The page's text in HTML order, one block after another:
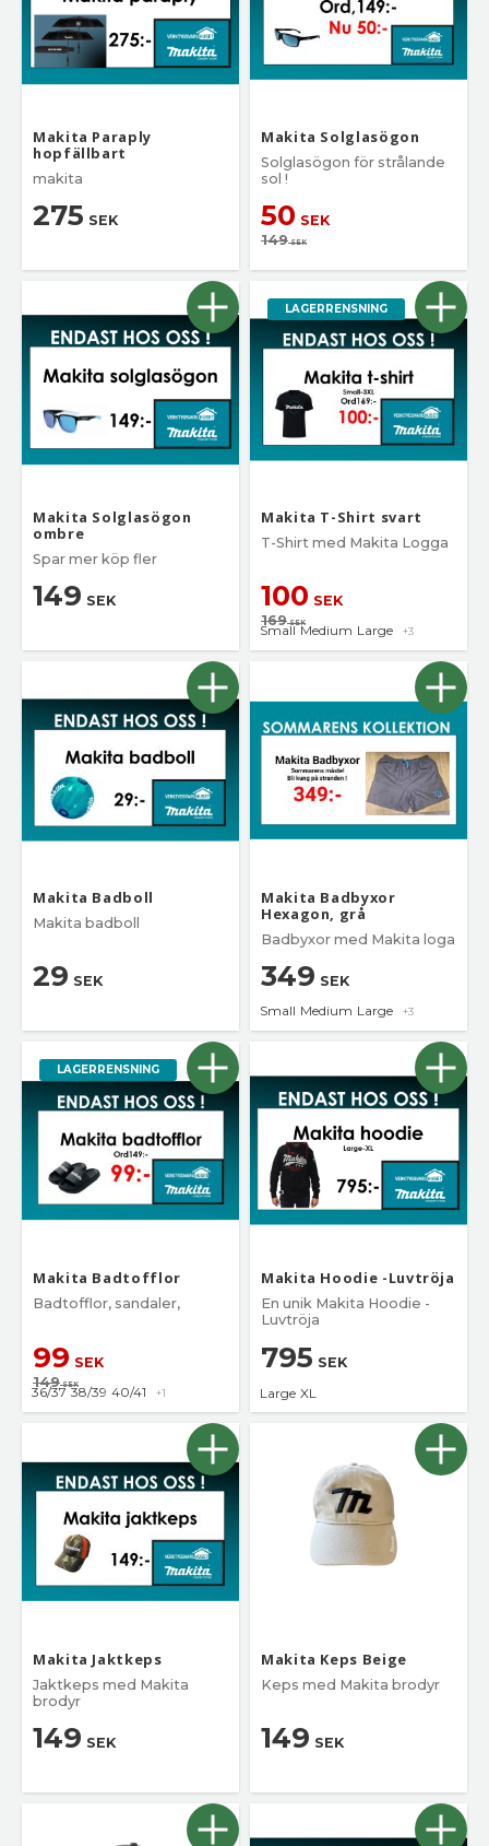
Makita Paraply
hopfällbart
makita
275 SEK
Makita Solglasögon
Solglasögon för strålande
sol !
50 SEK
149SEK
Makita Solglasögon
ombre
Spar mer köp fler
149 SEK
Makita T-Shirt svart
T-Shirt med Makita Logga
100 SEK
169SEK
LAGERRENSNING
Small Medium Large +3
Makita Badboll
Makita badboll
29 SEK
Makita Badbyxor
Hexagon, grå
Badbyxor med Makita loga
349 SEK
Small Medium Large +3
Makita Badtofflor
Badtofflor, sandaler,
99 SEK
149SEK
LAGERRENSNING
36/37 38/39 40/41 +1
Makita Hoodie -Luvtröja
En unik Makita Hoodie -
Luvtröja
795 SEK
Large XL
Makita Jaktkeps
Jaktkeps med Makita
brodyr
149 SEK
Makita Keps Beige
Keps med Makita brodyr
149 SEK